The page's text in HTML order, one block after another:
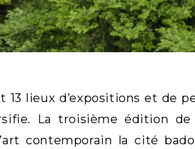
13 lieux d’expositions et de
La troisième édition
contemporain la cité